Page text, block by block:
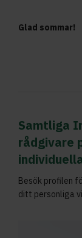
Glad sommar!
Samtliga
rådgivare
Besök profilen
ditt personliga